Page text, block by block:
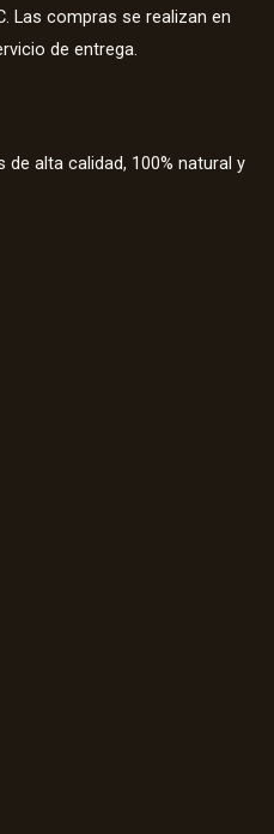
Las compras se realizan en
de entrega.
alta calidad, 100% natural y